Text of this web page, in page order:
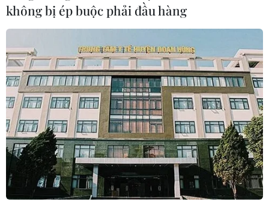
ngày nhập viện tại Bệnh viện đa khoa Cà Mau.
không bị ép buộc phải đầu hàng